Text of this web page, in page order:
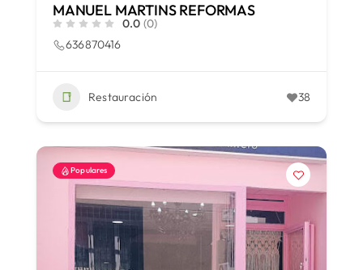
MANUEL MARTINS REFORMAS
0.0 (0)
636870416
Restauración 38
Populares